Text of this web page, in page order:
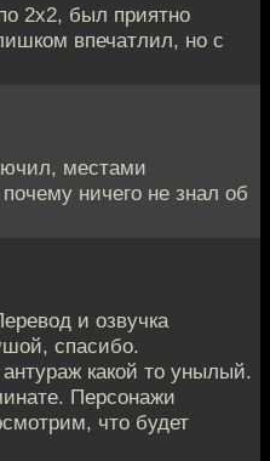
2х2, был приятно
впечатлил, но с
местами
ничего не знал об
и озвучка
спасибо.
какой то унылый.
Персонажи
что будет